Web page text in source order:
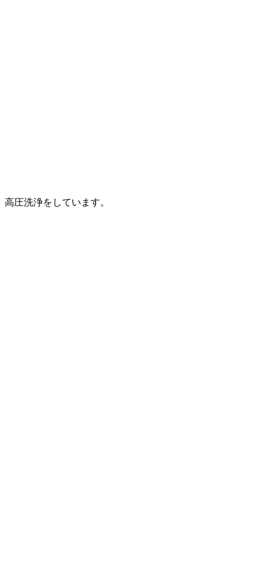
高圧洗浄をしています。